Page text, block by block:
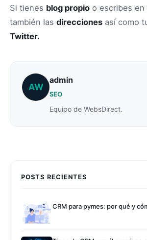
POSTS RECIENTES
CRM para pymes: por qué y
Si tienes blog propio o escribes
también las direcciones así como
Twitter.
AW
admin
SEO
Equipo de WebsDirect.